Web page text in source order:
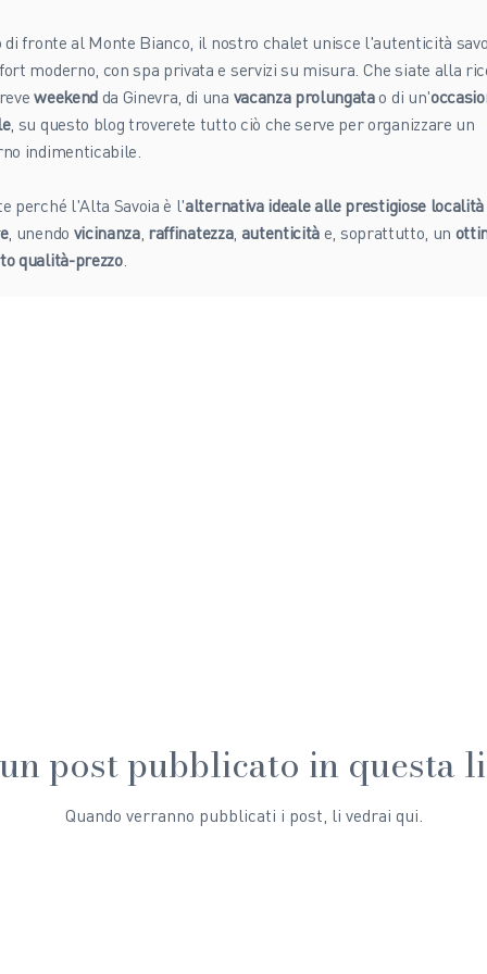
di fronte al Monte Bianco, il nostro chalet unisce l'autenticità
moderno, con spa privata e servizi su misura. Che siate alla
weekendda Ginevra, di una vacanza prolungatao di un'
, su questo blog troverete tutto ciò che serve per organizzare un
indimenticabile.
perché l'Alta Savoia è l'alternativa ideale alle prestigiose località
, unendo vicinanza, raffinatezza, autenticità e, soprattutto, un
qualità-prezzo.
post pubblicato in questa
Quando verranno pubblicati i post, li vedrai qui.